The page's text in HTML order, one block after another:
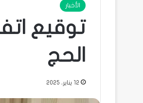
الأخبار
توقيع
الحج
12 يناير، 2025